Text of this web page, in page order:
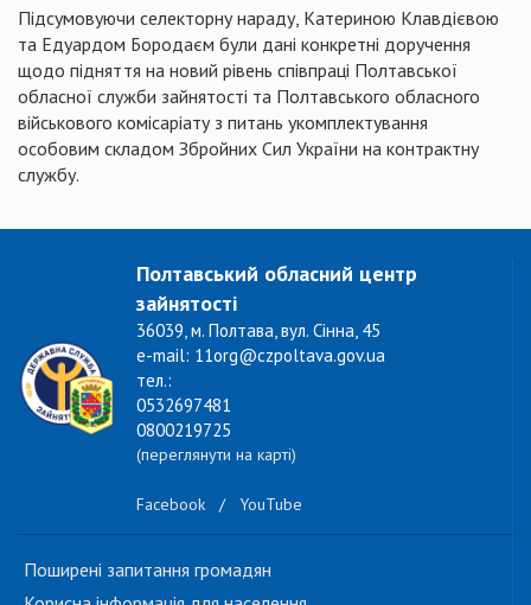
Підсумовуючи селекторну нараду, Катериною Клавдієвою
та Едуардом Бородаєм були дані конкретні доручення
щодо підняття на новий рівень співпраці Полтавської
обласної служби зайнятості та Полтавського обласного
військового комісаріату з питань укомплектування
особовим складом Збройних Сил України на контрактну
службу.
Полтавський обласний центр
зайнятості
36039, м. Полтава, вул. Сінна, 45
e-mail: 11org@czpoltava.gov.ua
тел.:
0532697481
0800219725
(переглянути на карті)
Facebook / YouTube
Поширені запитання громадян